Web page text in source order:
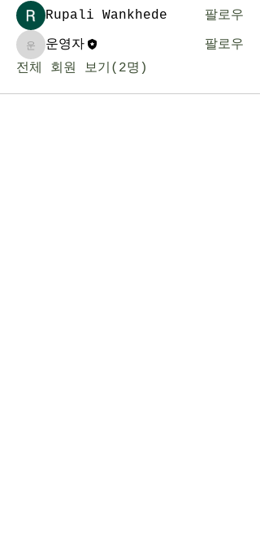
Rupali Wankhede 팔로우
운영자운영자
팔로우
전체 회원 보기(2명)